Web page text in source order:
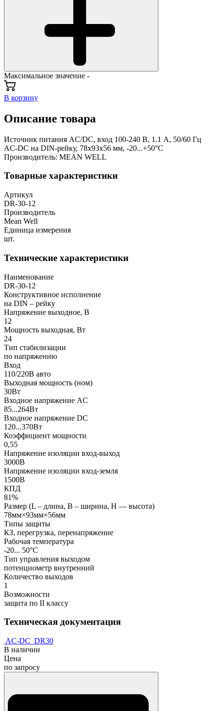
Максимальное значение -
В корзину
Описание товара
Источник питания AC/DC, вход 100-240 В, 1.1 А, 50/60 Гц
AC-DC на DIN-рейку, 78х93х56 мм, -20...+50°С
Производитель: MEAN WELL
Товарные характеристики
Артикул
DR-30-12
Производитель
Mean Well
Единица измерения
шт.
Технические характеристики
Наименование
DR-30-12
Конструктивное исполнение
на DIN – рейку
Напряжение выходное, В
12
Мощность выходная, Вт
24
Тип стабилизации
по напряжению
Вход
110/220В авто
Выходная мощность (ном)
30Вт
Входное напряжение AC
85...264Вт
Входное напряжение DC
120...370Вт
Коэффициент мощности
0,55
Напряжение изоляции вход-выход
3000В
Напряжение изоляции вход-земля
1500В
КПД
81%
Размер (L – длина, В – ширина, Н — высота)
78мм×93мм×56мм
Типы защиты
КЗ, перегрузка, перенапряжение
Рабочая температура
-20... 50°C
Тип управления выходом
потенциометр внутренний
Количество выходов
1
Возможности
защита по II классу
Техническая документация
AC-DC_DR30
В наличии
Цена
по запросу